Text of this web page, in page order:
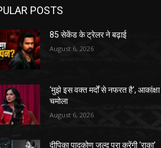
POSTS
85 सेकेंड के ट्रेलर ने बढ़ाई
August 6, 2026
‘मुझे इस वक्त मर्दों से नफरत है’, आकांक्षा
चमोला
August 6, 2026
दीपिका पादुकोण जल्द पूरा करेंगी ‘राका’